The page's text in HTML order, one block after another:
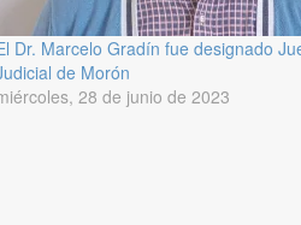
Dr. Marcelo Gradín fue designado
de Morón
28 de junio de 2023